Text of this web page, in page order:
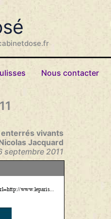
Nous contacter
vivants
Jacquard
septembre 2011